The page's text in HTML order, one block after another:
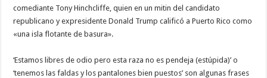
comediante Tony Hinchcliffe, quien en un mitin del candidato
republicano y expresidente Donald Trump calificó a Puerto Rico como
«una isla flotante de basura».
‘Estamos libres de odio pero esta raza no es pendeja (estúpida)’ o
‘tenemos las faldas y los pantalones bien puestos’ son algunas frases